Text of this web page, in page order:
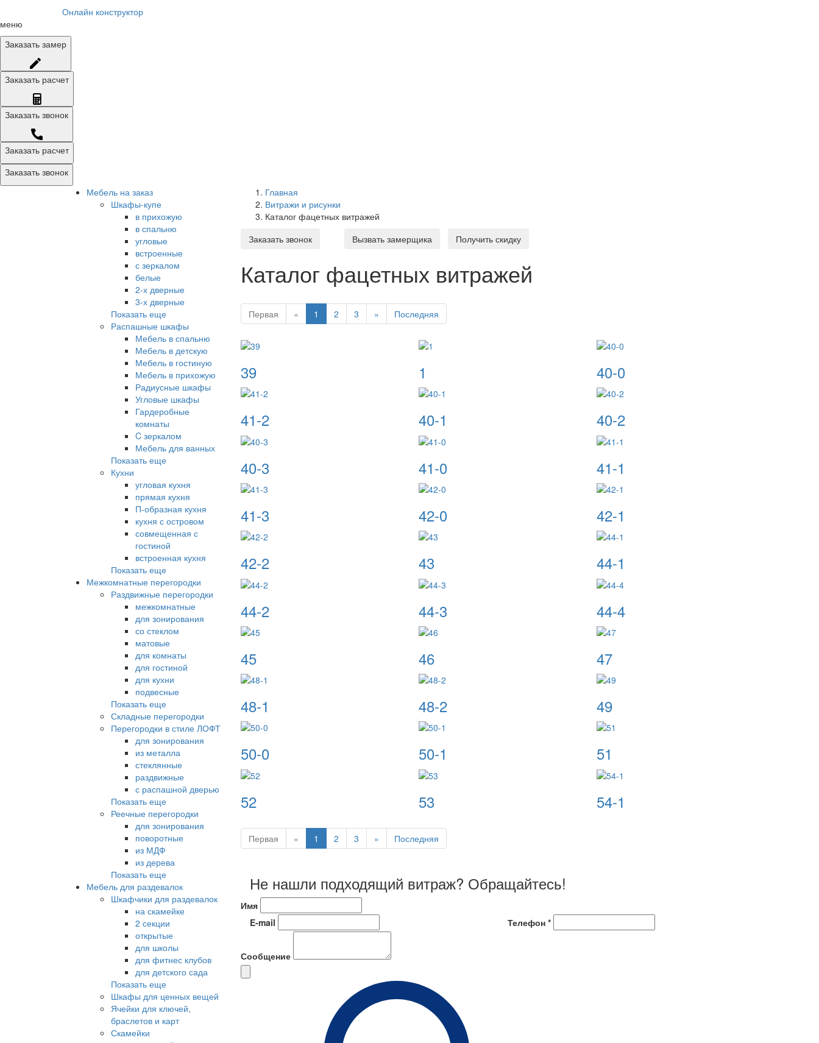
Онлайн конструктор
меню
Заказать замер
Заказать расчет
Заказать звонок
Заказать расчет
Заказать звонок
Мебель на заказ
Шкафы-купе
в прихожую
в спальню
угловые
встроенные
с зеркалом
белые
2-х дверные
3-х дверные
Показать еще
Распашные шкафы
Мебель в спальню
Мебель в детскую
Мебель в гостиную
Мебель в прихожую
Радиусные шкафы
Угловые шкафы
Гардеробные
комнаты
C зеркалом
Мебель для ванных
Показать еще
Кухни
угловая кухня
прямая кухня
П-образная кухня
кухня с островом
совмещенная с
гостиной
встроенная кухня
Показать еще
Межкомнатные перегородки
Раздвижные перегородки
межкомнатные
для зонирования
со стеклом
матовые
для комнаты
для гостиной
для кухни
подвесные
Показать еще
Складные перегородки
Перегородки в стиле ЛОФТ
для зонирования
из металла
стеклянные
раздвижные
с распашной дверью
Показать еще
Реечные перегородки
для зонирования
поворотные
из МДФ
из дерева
Показать еще
Мебель для раздевалок
Шкафчики для раздевалок
на скамейке
2 секции
открытые
для школы
для фитнес клубов
для детского сада
Показать еще
Шкафы для ценных вещей
Ячейки для ключей,
браслетов и карт
Скамейки
Главная
Витражи и рисунки
Каталог фацетных витражей
Заказать звонок
Вызвать замерщика Получить скидку
Каталог фацетных витражей
Первая « 1 2 3 » Последняя
39 1 40-0
41-2 40-1 40-2
40-3 41-0 41-1
41-3 42-0 42-1
42-2 43 44-1
44-2 44-3 44-4
45 46 47
48-1 48-2 49
50-0 50-1 51
52 53 54-1
Первая « 1 2 3 » Последняя
Не нашли подходящий витраж? Обращайтесь!
Имя
E-mail
Телефон *
Сообщение